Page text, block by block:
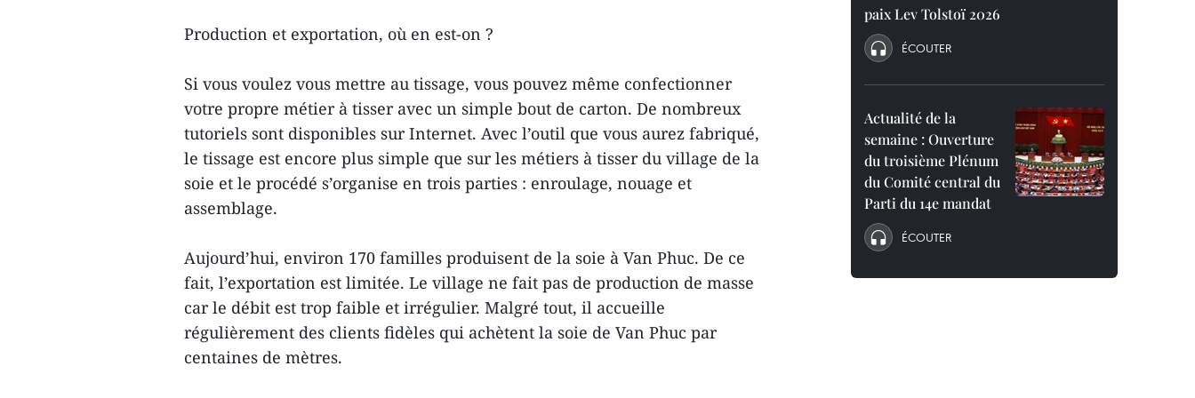
Production et exportation, où en est-on ?
Si vous voulez vous mettre au tissage, vous pouvez même confectionner
votre propre métier à tisser avec un simple bout de carton. De nombreux
tutoriels sont disponibles sur Internet. Avec l’outil que vous aurez fabriqué,
le tissage est encore plus simple que sur les métiers à tisser du village de la
soie et le procédé s’organise en trois parties : enroulage, nouage et
assemblage.
Aujourd’hui, environ 170 familles produisent de la soie à Van Phuc. De ce
fait, l’exportation est limitée. Le village ne fait pas de production de masse
car le débit est trop faible et irrégulier. Malgré tout, il accueille
régulièrement des clients fidèles qui achètent la soie de Van Phuc par
centaines de mètres.
paix Lev Tolstoï 2026
ÉCOUTER
Actualité de la
semaine : Ouverture
du troisième Plénum
du Comité central du
Parti du 14e mandat
ÉCOUTER